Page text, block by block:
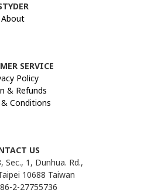
About
SERVICE
Policy
& Refunds
Conditions
US
Sec., 1, Dunhua. Rd.,
10688 Taiwan
2-27755736